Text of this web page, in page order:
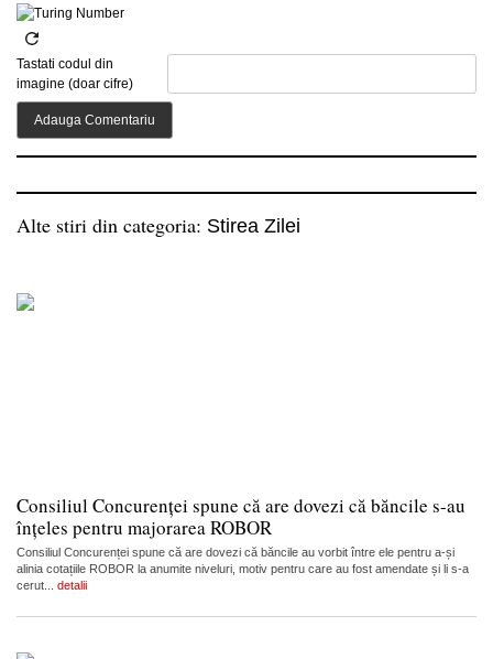
Tastati codul din
imagine (doar cifre)
Alte stiri din categoria: Stirea Zilei
Consiliul Concurenței spune că are dovezi că băncile s-au
înțeles pentru majorarea ROBOR
Consiliul Concurenței spune că are dovezi că băncile au vorbit între ele pentru a-și
alinia cotațiile ROBOR la anumite niveluri, motiv pentru care au fost amendate și li s-a
cerut... detalii